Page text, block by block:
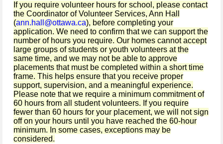
If you require volunteer hours for school, please contact
the Coordinator of Volunteer Services, Ann Hall
(ann.hall@ottawa.ca), before completing your
application. We need to confirm that we can support the
number of hours you require. Our homes cannot accept
large groups of students or youth volunteers at the
same time, and we may not be able to approve
placements that must be completed within a short time
frame. This helps ensure that you receive proper
support, supervision, and a meaningful experience.
Please note that we require a minimum commitment of
60 hours from all student volunteers. If you require
fewer than 60 hours for your placement, we will not sign
off on your hours until you have reached the 60-hour
minimum. In some cases, exceptions may be
considered.